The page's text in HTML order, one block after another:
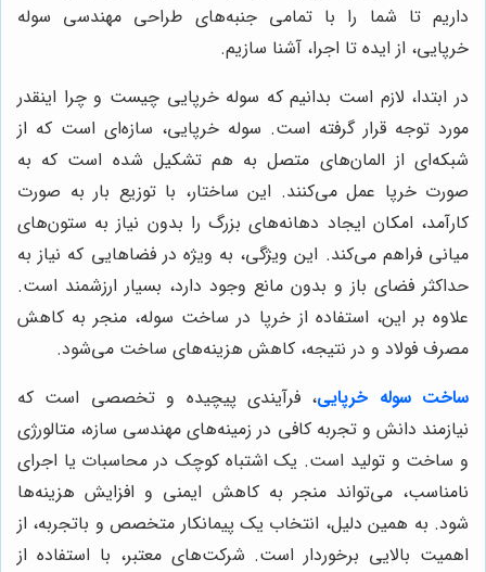
داریم تا شما را با تمامی جنبه‌های طراحی مهندسی سوله
خرپایی، از ایده تا اجرا، آشنا سازیم.
در ابتدا، لازم است بدانیم که سوله خرپایی چیست و چرا اینقدر
مورد توجه قرار گرفته است. سوله خرپایی، سازه‌ای است که از
شبکه‌ای از المان‌های متصل به هم تشکیل شده است که به
صورت خرپا عمل می‌کنند. این ساختار، با توزیع بار به صورت
کارآمد، امکان ایجاد دهانه‌های بزرگ را بدون نیاز به ستون‌های
میانی فراهم می‌کند. این ویژگی، به ویژه در فضاهایی که نیاز به
حداکثر فضای باز و بدون مانع وجود دارد، بسیار ارزشمند است.
علاوه بر این، استفاده از خرپا در ساخت سوله، منجر به کاهش
مصرف فولاد و در نتیجه، کاهش هزینه‌های ساخت می‌شود.
ساخت سوله خرپایی، فرآیندی پیچیده و تخصصی است که
نیازمند دانش و تجربه کافی در زمینه‌های مهندسی سازه، متالورژی
و ساخت و تولید است. یک اشتباه کوچک در محاسبات یا اجرای
نامناسب، می‌تواند منجر به کاهش ایمنی و افزایش هزینه‌ها
شود. به همین دلیل، انتخاب یک پیمانکار متخصص و باتجربه، از
اهمیت بالایی برخوردار است. شرکت‌های معتبر، با استفاده از